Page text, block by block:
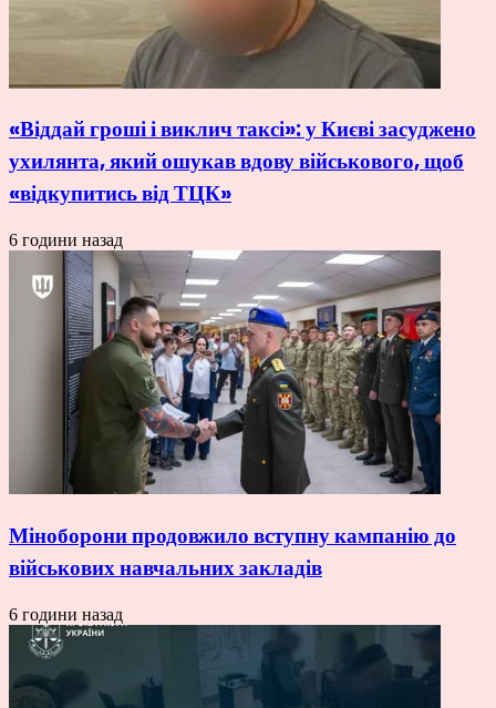
«Віддай гроші і виклич таксі»: у Києві засуджено
ухилянта, який ошукав вдову військового, щоб
«відкупитись від ТЦК»
6 години назад
Міноборони продовжило вступну кампанію до
військових навчальних закладів
6 години назад